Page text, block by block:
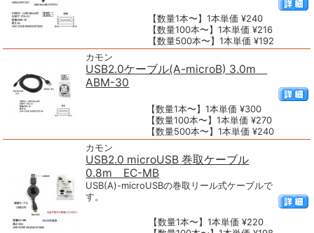
【数量1本〜】1本単価 ¥240
【数量100本〜】1本単価 ¥216
【数量500本〜】1本単価 ¥192
カモン
USB2.0ケーブル(A-microB) 3.0m
ABM-30
【数量1本〜】1本単価 ¥300
【数量100本〜】1本単価 ¥270
【数量500本〜】1本単価 ¥240
カモン
USB2.0 microUSB 巻取ケーブル
0.8m EC-MB
USB(A)-microUSBの巻取リール式ケーブルで
す。
【数量1本〜】1本単価 ¥220